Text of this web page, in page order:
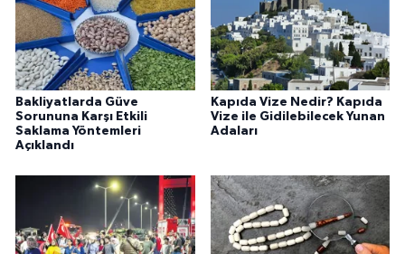
Bakliyatlarda Güve
Sorununa Karşı Etkili
Saklama Yöntemleri
Açıklandı
Kapıda Vize Nedir? Kapıda
Vize ile Gidilebilecek Yunan
Adaları